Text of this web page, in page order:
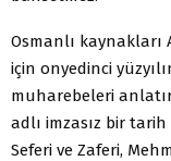
Osmanlı
için onyedinci
muharebeleri
adlı imzasız bir
Seferi ve Zaferi,